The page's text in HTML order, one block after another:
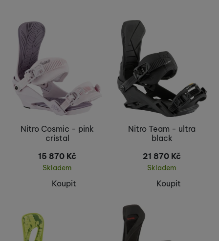
Nitro Cosmic - pink
cristal
15 870 Kč
Skladem
Koupit
Nitro Team - ultra
black
21 870 Kč
Skladem
Koupit